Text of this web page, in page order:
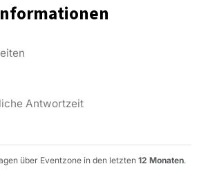
Antwortzeit
über Eventzone in den letzten 12 Monaten.